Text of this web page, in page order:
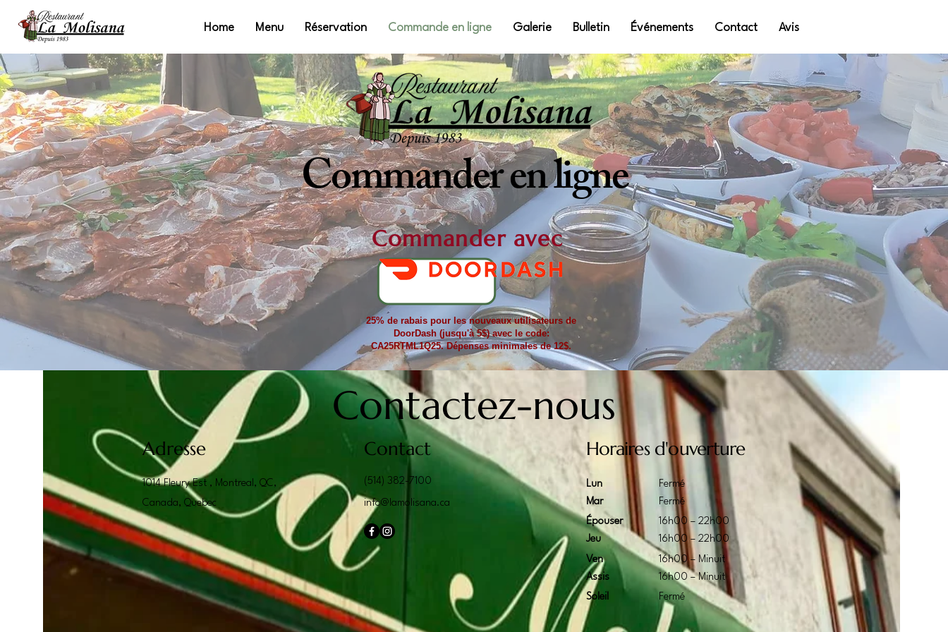
Home Menu Réservation Commande en ligne Galerie Bulletin Événements Contact Avis
Commander en ligne
Commander avec
25% de rabais pour les nouveaux utilisateurs de
DoorDash (jusqu'à 5$) avec le code:
CA25RTML1Q25. Dépenses minimales de 12$.
Adresse
1014 Fleury Est , Montreal, QC,
Canada, Quebec
Contact
(514) 382-7100
info@lamolisana.ca
Horaires d'ouverture
Lun
Mar
Épouser
Jeu
Ven
Assis
Soleil
Fermé
Fermé
16h00 – 22h00
16h00 – 22h00
16h00 – Minuit
16h00 – Minuit
Fermé
Contactez-nous